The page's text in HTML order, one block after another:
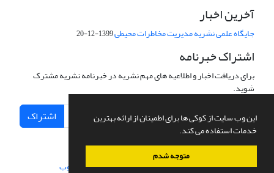
این وب سایت از کوکی ها برای اطمینان از ارائه بهترین
خدمات استفاده می کند.
متوجه شدم
آخرین اخبار
جایگاه علمی نشریه مدیریت مخاطرات محیطی1399-12-20
اشتراک خبرنامه
برای دریافت اخبار و اطلاعیه های مهم نشریه در خبرنامه نشریه مشترک
شوید.
اشتراک
سامانه مدیریت نشریات علمی.طراحی و پیاده سازی از سیناوب